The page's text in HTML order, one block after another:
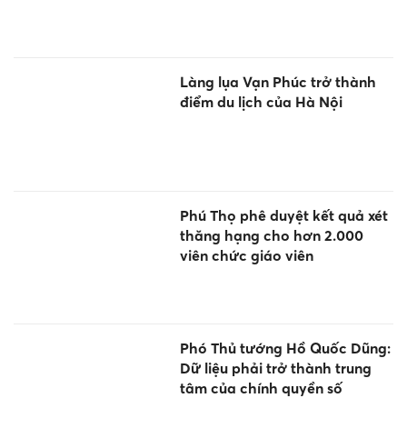
Làng lụa Vạn Phúc trở thành
điểm du lịch của Hà Nội
Phú Thọ phê duyệt kết quả xét
thăng hạng cho hơn 2.000
viên chức giáo viên
Phó Thủ tướng Hồ Quốc Dũng:
Dữ liệu phải trở thành trung
tâm của chính quyền số